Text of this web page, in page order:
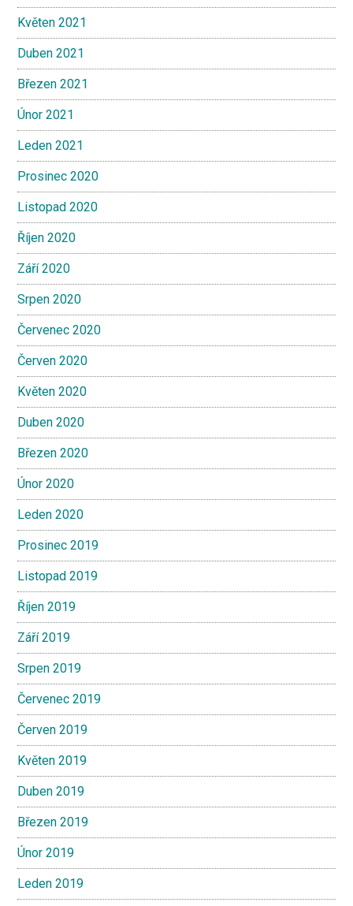
Květen 2021
Duben 2021
Březen 2021
Únor 2021
Leden 2021
Prosinec 2020
Listopad 2020
Říjen 2020
Září 2020
Srpen 2020
Červenec 2020
Červen 2020
Květen 2020
Duben 2020
Březen 2020
Únor 2020
Leden 2020
Prosinec 2019
Listopad 2019
Říjen 2019
Září 2019
Srpen 2019
Červenec 2019
Červen 2019
Květen 2019
Duben 2019
Březen 2019
Únor 2019
Leden 2019